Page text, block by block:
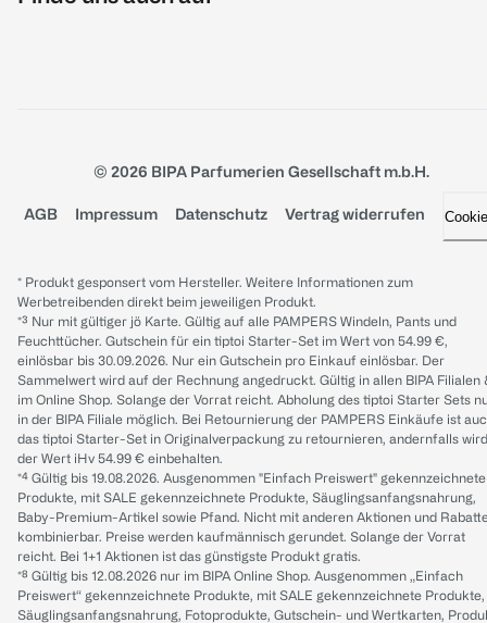
© 2026 BIPA Parfumerien Gesellschaft m.b.H.
AGB Impressum Datenschutz Vertrag widerrufen
* Produkt gesponsert vom Hersteller. Weitere Informationen zum
Werbetreibenden direkt beim jeweiligen Produkt.
*³ Nur mit gültiger jö Karte. Gültig auf alle PAMPERS Windeln, Pants und
Feuchttücher. Gutschein für ein tiptoi Starter-Set im Wert von 54.99 €,
einlösbar bis 30.09.2026. Nur ein Gutschein pro Einkauf einlösbar. Der
Sammelwert wird auf der Rechnung angedruckt. Gültig in allen BIPA Filialen
im Online Shop. Solange der Vorrat reicht. Abholung des tiptoi Starter Sets
in der BIPA Filiale möglich. Bei Retournierung der PAMPERS Einkäufe ist
das tiptoi Starter-Set in Originalverpackung zu retournieren, andernfalls wird
der Wert iHv 54.99 € einbehalten.
*⁴ Gültig bis 19.08.2026. Ausgenommen "Einfach Preiswert" gekennzeichnete
Produkte, mit SALE gekennzeichnete Produkte, Säuglingsanfangsnahrung,
Baby-Premium-Artikel sowie Pfand. Nicht mit anderen Aktionen und
kombinierbar. Preise werden kaufmännisch gerundet. Solange der Vorrat
reicht. Bei 1+1 Aktionen ist das günstigste Produkt gratis.
*⁸ Gültig bis 12.08.2026 nur im BIPA Online Shop. Ausgenommen „Einfach
Preiswert“ gekennzeichnete Produkte, mit SALE gekennzeichnete Produkte,
Säuglingsanfangsnahrung, Fotoprodukte, Gutschein- und Wertkarten,